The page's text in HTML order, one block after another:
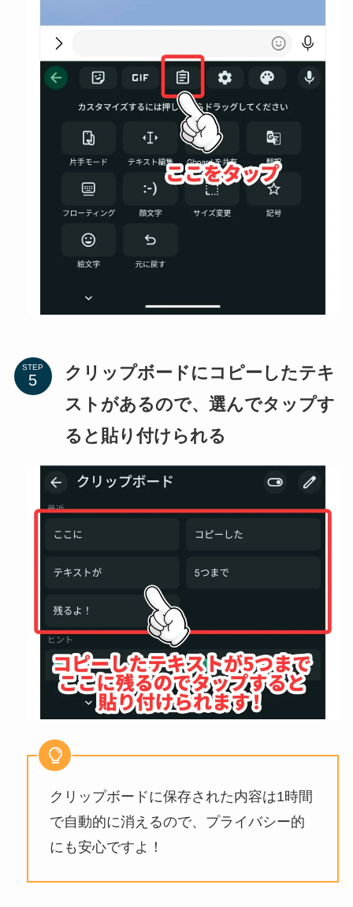
STEP
クリップボードにコピーしたテキ
ストがあるので、選んでタップす
ると貼り付けられる
クリップボードに保存された内容は1時間
で自動的に消えるので、プライバシー的
にも安心ですよ！